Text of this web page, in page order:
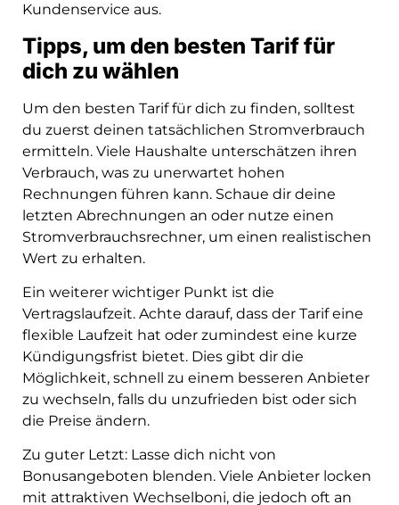
Kundenservice aus.
Tipps, um den besten Tarif für
dich zu wählen
Um den besten Tarif für dich zu finden, solltest
du zuerst deinen tatsächlichen Stromverbrauch
ermitteln. Viele Haushalte unterschätzen ihren
Verbrauch, was zu unerwartet hohen
Rechnungen führen kann. Schaue dir deine
letzten Abrechnungen an oder nutze einen
Stromverbrauchsrechner, um einen realistischen
Wert zu erhalten.
Ein weiterer wichtiger Punkt ist die
Vertragslaufzeit. Achte darauf, dass der Tarif eine
flexible Laufzeit hat oder zumindest eine kurze
Kündigungsfrist bietet. Dies gibt dir die
Möglichkeit, schnell zu einem besseren Anbieter
zu wechseln, falls du unzufrieden bist oder sich
die Preise ändern.
Zu guter Letzt: Lasse dich nicht von
Bonusangeboten blenden. Viele Anbieter locken
mit attraktiven Wechselboni, die jedoch oft an